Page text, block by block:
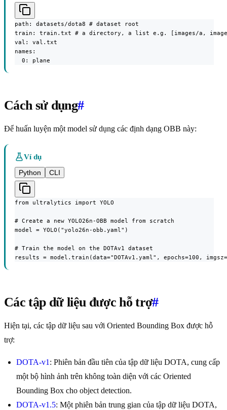
path: datasets/dota8 # dataset root
train: train.txt # a directory, a list e.g. [images/a,
val: val.txt
names:
  0: plane
Cách sử dụng#
Để huấn luyện một model sử dụng các định dạng OBB này:
Ví dụ
Python
CLI
from ultralytics import YOLO
# Create a new YOLO26n-OBB model from scratch
model = YOLO("yolo26n-obb.yaml")
# Train the model on the DOTAv1 dataset
results = model.train(data="DOTAv1.yaml", epochs=100,
Các tập dữ liệu được hỗ trợ#
Hiện tại, các tập dữ liệu sau với Oriented Bounding Box được hỗ
trợ:
DOTA-v1 : Phiên bản đầu tiên của tập dữ liệu DOTA, cung cấp
một bộ hình ảnh trên không toàn diện với các Oriented
Bounding Box cho object detection.
DOTA-v1.5: Một phiên bản trung gian của tập dữ liệu DOTA,